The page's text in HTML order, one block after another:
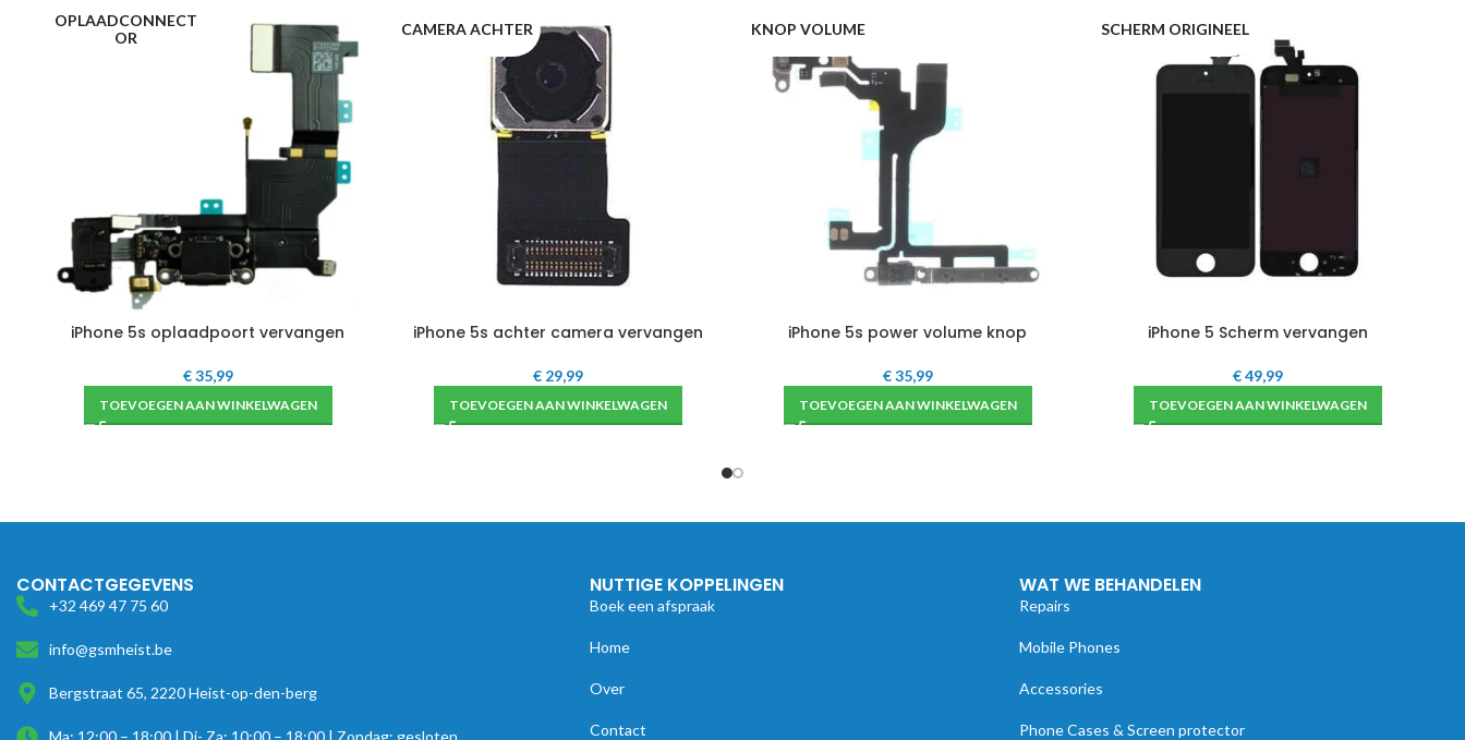
OPLAADCONNECT
OR
iPhone 5s oplaadpoort vervangen
€35,99
TOEVOEGEN AAN WINKELWAGEN
CAMERA ACHTER
iPhone 5s achter camera vervangen
€29,99
TOEVOEGEN AAN WINKELWAGEN
KNOP VOLUME
iPhone 5s power volume knop
€35,99
TOEVOEGEN AAN WINKELWAGEN
SCHERM ORIGINEEL
iPhone 5 Scherm vervangen
€49,99
TOEVOEGEN AAN WINKELWAGEN
CONTACTGEGEVENS
+32 469 47 75 60
info@gsmheist.be
Bergstraat 65, 2220 Heist-op-den-berg
Ma: 12:00 – 18:00 | Di- Za: 10:00 – 18:00 | Zondag: gesloten
NUTTIGE KOPPELINGEN
Boek een afspraak
Home
Over
Contact
WAT WE BEHANDELEN
Repairs
Mobile Phones
Accessories
Phone Cases & Screen protector